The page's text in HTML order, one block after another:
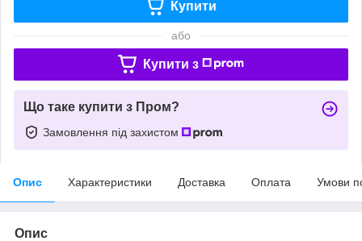
Купити
або
Купити з
Що таке купити з Пром?
Замовлення під захистом
Опис Характеристики Доставка Оплата Умови
Опис